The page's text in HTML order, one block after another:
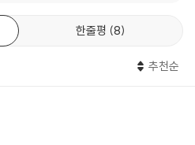
한줄평 8
추천순